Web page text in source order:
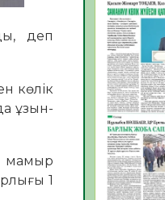
деп
көлік
ұзын-
мамыр
1
қарсы